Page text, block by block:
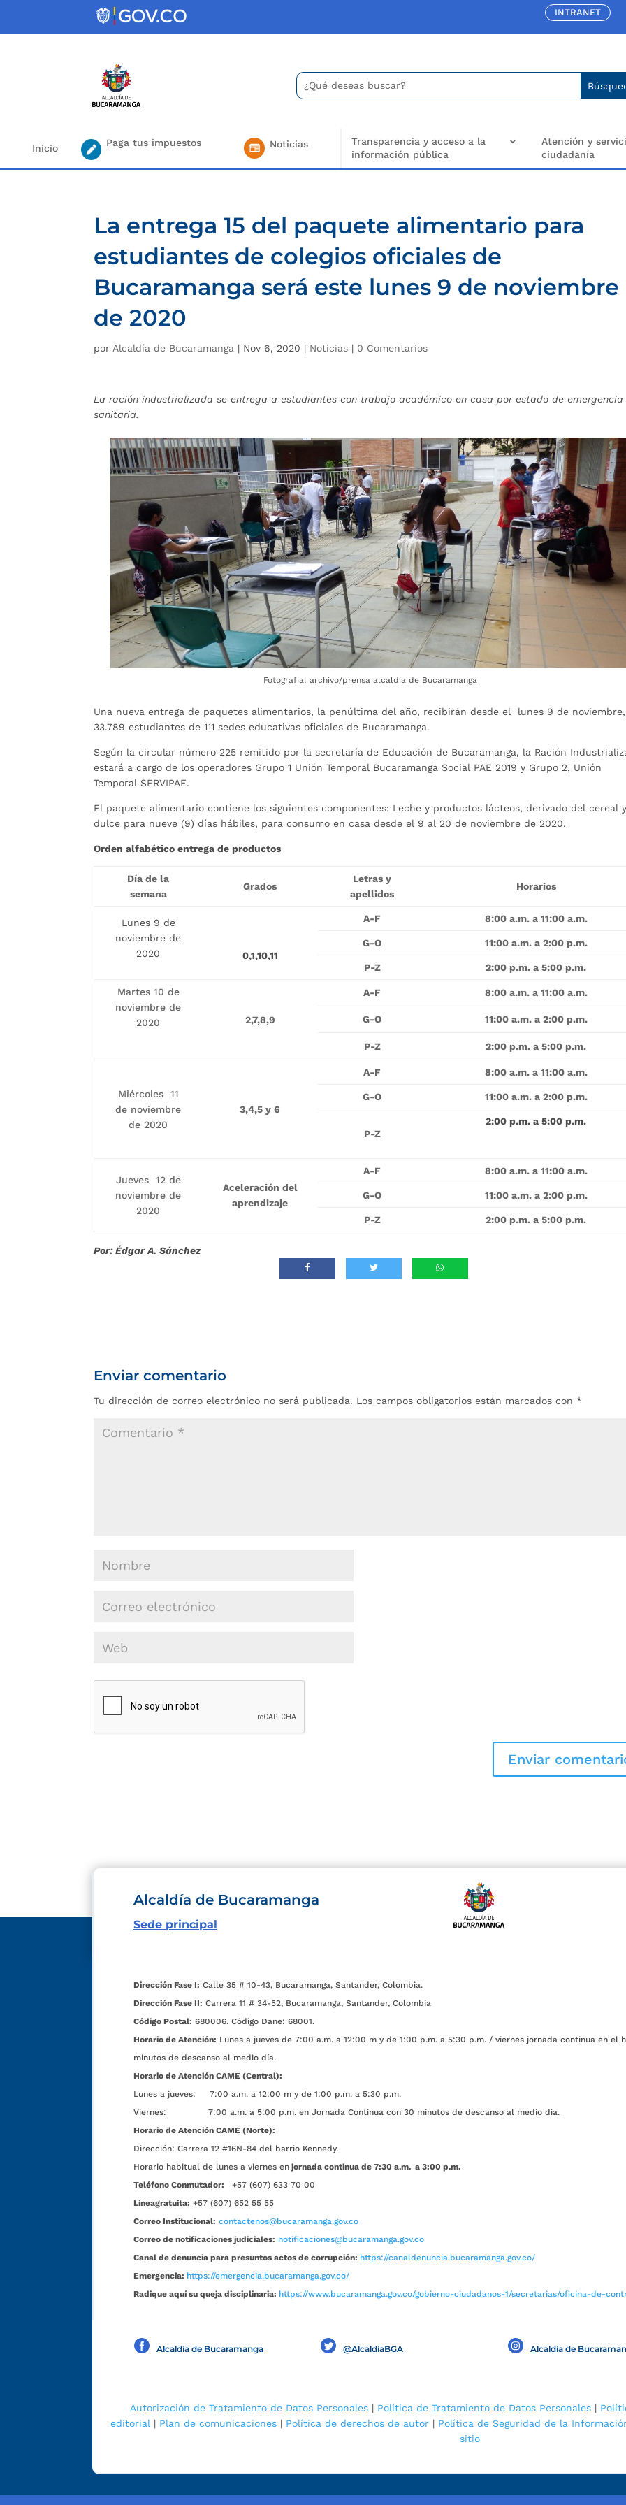
INTRANET
Buscar:
Search
for...
Inicio Paga tus impuestos Noticias
Transparencia y acceso a la
información pública
Atención y
ciudadanía
La entrega 15 del paquete alimentario para
estudiantes de colegios oficiales de
Bucaramanga será este lunes 9 de noviembre
de 2020
por Alcaldía de Bucaramanga | Nov 6, 2020 | Noticias | 0 Comentarios
La ración industrializada se entrega a estudiantes con trabajo académico en casa por estado de emergencia
sanitaria.
Fotografía: archivo/prensa alcaldía de Bucaramanga
Una nueva entrega de paquetes alimentarios, la penúltima del año, recibirán desde el lunes 9 de noviembre,
33.789 estudiantes de 111 sedes educativas oficiales de Bucaramanga.
Según la circular número 225 remitido por la secretaría de Educación de Bucaramanga, la Ración
estará a cargo de los operadores Grupo 1 Unión Temporal Bucaramanga Social PAE 2019 y Grupo 2, Unión
Temporal SERVIPAE.
El paquete alimentario contiene los siguientes componentes: Leche y productos lácteos, derivado del cereal y
dulce para nueve (9) días hábiles, para consumo en casa desde el 9 al 20 de noviembre de 2020.
Orden alfabético entrega de productos
Día de la
semana
Grados
Letras y
apellidos
Horarios
Lunes 9 de
noviembre de
2020
0,1,10,11
A-F 8:00 a.m. a 11:00 a.m.
G-O 11:00 a.m. a 2:00 p.m.
P-Z 2:00 p.m. a 5:00 p.m.
Martes 10 de
noviembre de
2020
2,7,8,9
A-F 8:00 a.m. a 11:00 a.m.
G-O 11:00 a.m. a 2:00 p.m.
P-Z 2:00 p.m. a 5:00 p.m.
Miércoles 11
de noviembre
de 2020
3,4,5 y 6
A-F 8:00 a.m. a 11:00 a.m.
G-O 11:00 a.m. a 2:00 p.m.
P-Z
2:00 p.m. a 5:00 p.m.
Jueves 12 de
noviembre de
2020
Aceleración del
aprendizaje
A-F 8:00 a.m. a 11:00 a.m.
G-O 11:00 a.m. a 2:00 p.m.
P-Z 2:00 p.m. a 5:00 p.m.
Por: Édgar A. Sánchez
Enviar comentario
Tu dirección de correo electrónico no será publicada. Los campos obligatorios están marcados con *
Alcaldía de Bucaramanga
Sede principal
Dirección Fase I: Calle 35 # 10-43, Bucaramanga, Santander, Colombia.
Dirección Fase II: Carrera 11 # 34-52, Bucaramanga, Santander, Colombia
Código Postal: 680006. Código Dane: 68001.
Horario de Atención: Lunes a jueves de 7:00 a.m. a 12:00 m y de 1:00 p.m. a 5:30 p.m. / viernes jornada continua en el
minutos de descanso al medio día.
Horario de Atención CAME (Central):
Lunes a jueves: 7:00 a.m. a 12:00 m y de 1:00 p.m. a 5:30 p.m.
Viernes: 7:00 a.m. a 5:00 p.m. en Jornada Continua con 30 minutos de descanso al medio día.
Horario de Atención CAME (Norte):
Dirección: Carrera 12 #16N-84 del barrio Kennedy.
Horario habitual de lunes a viernes en jornada continua de 7:30 a.m. a 3:00 p.m.
Teléfono Conmutador:
+57 (607) 633 70 00
Líneagratuita: +57 (607) 652 55 55
Correo Institucional: contactenos@bucaramanga.gov.co
Correo de notificaciones judiciales: notificaciones@bucaramanga.gov.co
Canal de denuncia para presuntos actos de corrupción: https://canaldenuncia.bucaramanga.gov.co/
Emergencia: https://emergencia.bucaramanga.gov.co/
Radique aquí su queja disciplinaria: https://www.bucaramanga.gov.co/gobierno-ciudadanos-1/secretarias/oficina-de-
Alcaldía de Bucaramanga @AlcaldíaBGA Alcaldía de
Autorización de Tratamiento de Datos Personales | Política de Tratamiento de Datos Personales |
editorial | Plan de comunicaciones | Política de derechos de autor | Política de Seguridad de la
sitio